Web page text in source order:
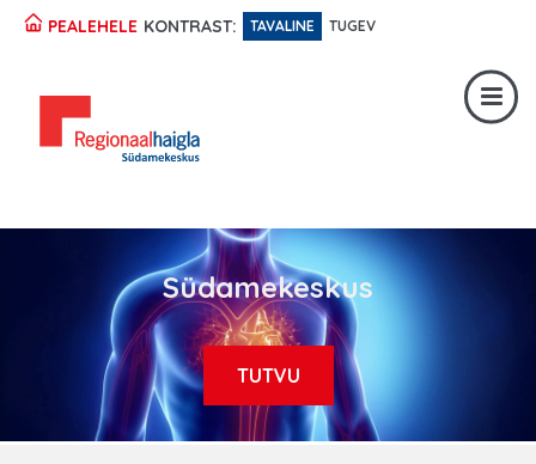
PEALEHELE KONTRAST: TAVALINE TUGEV
617 1049
Erakorraline abi:
Digiregistratuur:
Südamekeskus
TUTVU